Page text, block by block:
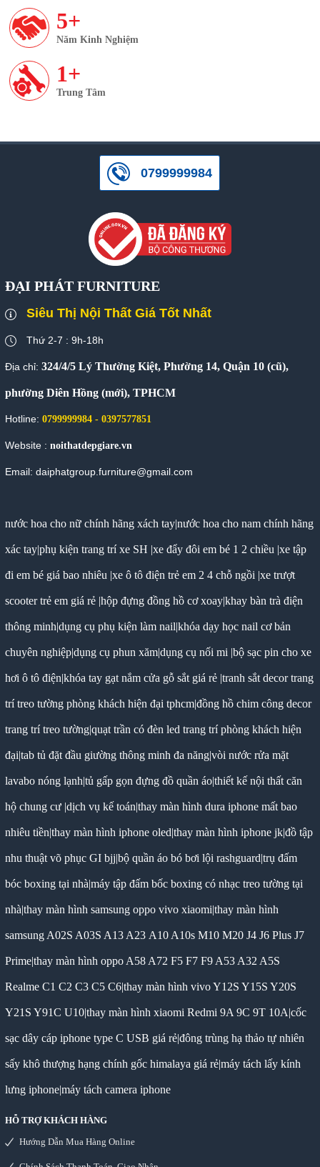
5+
Năm Kinh Nghiệm
1+
Trung Tâm
0799999984
ĐẠI PHÁT FURNITURE
Siêu Thị Nội Thất Giá Tốt Nhất
Thứ 2-7 : 9h-18h
Địa chỉ: 324/4/5 Lý Thường Kiệt, Phường 14, Quận 10 (cũ),
phường Diên Hồng (mới), TPHCM
Hotline: 0799999984 - 0397577851
Website : noithatdepgiare.vn
Email: daiphatgroup.furniture@gmail.com
nước hoa cho nữ chính hãng xách tay|nước hoa cho nam chính hãng
xác tay|phụ kiện trang trí xe SH |xe đẩy đôi em bé 1 2 chiều |xe tập
đi em bé giá bao nhiêu |xe ô tô điện trẻ em 2 4 chỗ ngồi |xe trượt
scooter trẻ em giá rẻ|hộp đựng đồng hồ cơ xoay|khay bàn trà điện
thông minh|dụng cụ phụ kiện làm nail|khóa dạy học nail cơ bản
chuyên nghiệp|dụng cụ phun xăm|dụng cụ nối mi |bộ sạc pin cho xe
hơi ô tô điện|khóa tay gạt nắm cửa gỗ sắt giá rẻ|tranh sắt decor trang
trí treo tường phòng khách hiện đại tphcm|đồng hồ chim công decor
trang trí treo tường|quạt trần có đèn led trang trí phòng khách hiện
đại|tab tủ đặt đầu giường thông minh đa năng|vòi nước rửa mặt
lavabo nóng lạnh|tủ gấp gọn đựng đồ quần áo|thiết kế nội thất căn
hộ chung cư|dịch vụ kế toán|thay màn hình dura iphone mất bao
nhiêu tiền|thay màn hình iphone oled|thay màn hình iphone jk|đồ tập
nhu thuật võ phục GI bjj|bộ quần áo bó bơi lội rashguard|trụ đấm
bóc boxing tại nhà|máy tập đấm bốc boxing có nhạc treo tường tại
nhà|thay màn hình samsung oppo vivo xiaomi|thay màn hình
samsung A02S A03S A13 A23 A10 A10s M10 M20 J4 J6 Plus J7
Prime|thay màn hình oppo A58 A72 F5 F7 F9 A53 A32 A5S
Realme C1 C2 C3 C5 C6|thay màn hình vivo Y12S Y15S Y20S
Y21S Y91C U10|thay màn hình xiaomi Redmi 9A 9C 9T 10A|cốc
sạc dây cáp iphone type C USB giá rẻ|đông trùng hạ thảo tự nhiên
sấy khô thượng hạng chính gốc himalaya giá rẻ|máy tách lấy kính
lưng iphone|máy tách camera iphone
HỖ TRỢ KHÁCH HÀNG
Hướng Dẫn Mua Hàng Online